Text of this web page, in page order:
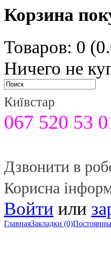
Корзина
Товаров: 0
Ничего не
Київстар
067 520 53
Дзвонити в
Корисна
Войти или
ГлавнаяЗакладки (0)